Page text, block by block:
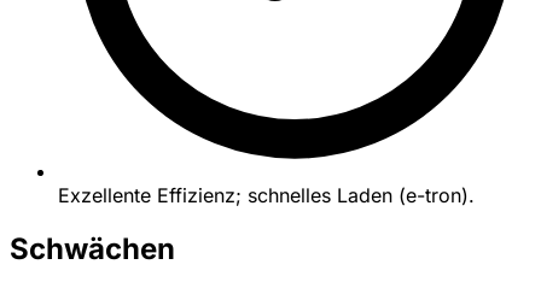
Exzellente Effizienz; schnelles Laden (e-tron).
Schwächen